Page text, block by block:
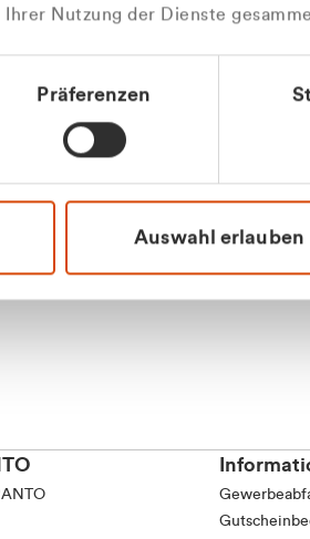
Ihrer Nutzung der Dienste
Präferenzen
Auswahl erlauben